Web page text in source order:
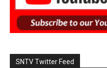
SNTV Twitter Feed